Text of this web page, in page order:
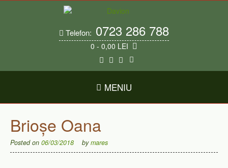
Telefon: 0723 286 788
0 - 0,00 LEI
MENIU
Brioșe Oana
Posted on 06/03/2018 bymares